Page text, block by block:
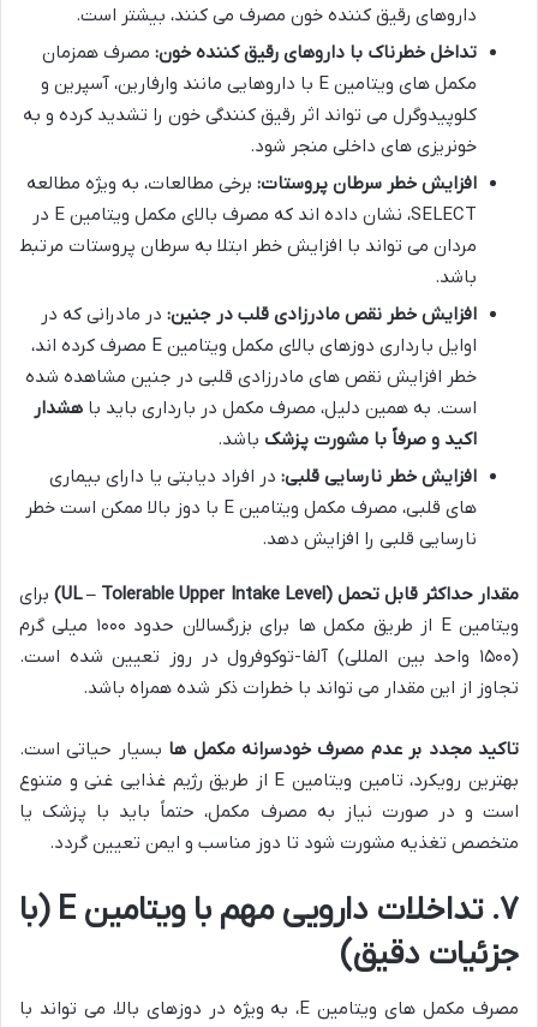
داروهای رقیق کننده خون مصرف می کنند، بیشتر است.
تداخل خطرناک با داروهای رقیق کننده خون: مصرف همزمان
مکمل های ویتامین E با داروهایی مانند وارفارین، آسپرین و
کلوپیدوگرل می تواند اثر رقیق کنندگی خون را تشدید کرده و به
خونریزی های داخلی منجر شود.
افزایش خطر سرطان پروستات: برخی مطالعات، به ویژه مطالعه
SELECT، نشان داده اند که مصرف بالای مکمل ویتامین E در
مردان می تواند با افزایش خطر ابتلا به سرطان پروستات مرتبط
باشد.
افزایش خطر نقص مادرزادی قلب در جنین: در مادرانی که در
اوایل بارداری دوزهای بالای مکمل ویتامین E مصرف کرده اند،
خطر افزایش نقص های مادرزادی قلبی در جنین مشاهده شده
است. به همین دلیل، مصرف مکمل در بارداری باید با هشدار
اکید و صرفاً با مشورت پزشک باشد.
افزایش خطر نارسایی قلبی: در افراد دیابتی یا دارای بیماری
های قلبی، مصرف مکمل ویتامین E با دوز بالا ممکن است خطر
نارسایی قلبی را افزایش دهد.
مقدار حداکثر قابل تحمل (UL – Tolerable Upper Intake Level)
برای
ویتامین E از طریق مکمل ها برای بزرگسالان حدود ۱۰۰۰ میلی گرم
(۱۵۰۰ واحد بین المللی) آلفا-توکوفرول در روز تعیین شده است.
تجاوز از این مقدار می تواند با خطرات ذکر شده همراه باشد.
تاکید مجدد بر عدم مصرف خودسرانه مکمل ها بسیار حیاتی است.
بهترین رویکرد، تامین ویتامین E از طریق رژیم غذایی غنی و متنوع
است و در صورت نیاز به مصرف مکمل، حتماً باید با پزشک یا
متخصص تغذیه مشورت شود تا دوز مناسب و ایمن تعیین گردد.
۷. تداخلات دارویی مهم با ویتامین E (با
جزئیات دقیق)
مصرف مکمل های ویتامین E، به ویژه در دوزهای بالا، می تواند با